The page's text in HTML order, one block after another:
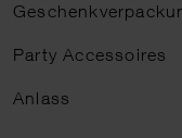
Party Accessoires
Anlass